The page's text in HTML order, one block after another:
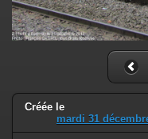
Créée le
mardi 31